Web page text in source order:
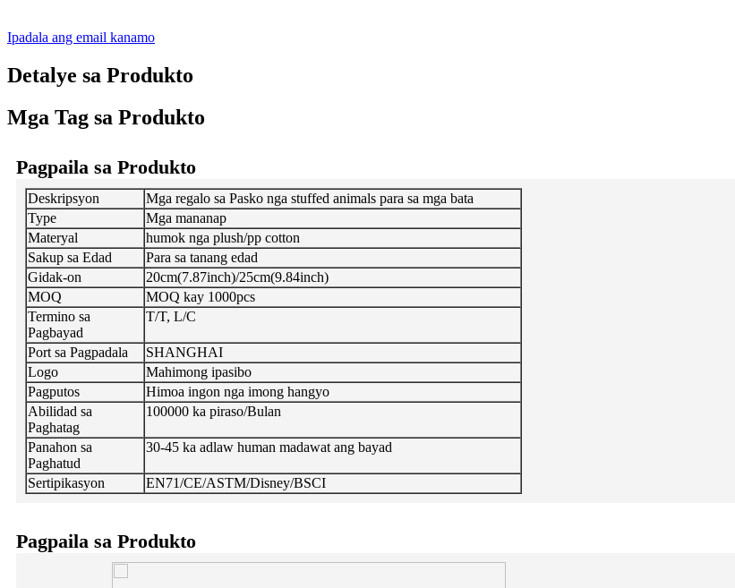
Ipadala ang email kanamo
Detalye sa Produkto
Mga Tag sa Produkto
Pagpaila sa Produkto
Deskripsyon
Mga regalo sa Pasko nga stuffed animals para sa mga bata
Type
Mga mananap
Materyal
humok nga plush/pp cotton
Sakup sa Edad
Para sa tanang edad
Gidak-on
20cm(7.87inch)/25cm(9.84inch)
MOQ
MOQ kay 1000pcs
Termino sa
Pagbayad
T/T, L/C
Port sa Pagpadala
SHANGHAI
Logo
Mahimong ipasibo
Pagputos
Himoa ingon nga imong hangyo
Abilidad sa
Paghatag
100000 ka piraso/Bulan
Panahon sa
Paghatud
30-45 ka adlaw human madawat ang bayad
Sertipikasyon EN71/CE/ASTM/Disney/BSCI
Pagpaila sa Produkto